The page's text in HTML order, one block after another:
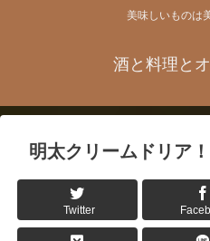
美味しいものは
酒と料理と
明太クリームドリア！
Twitter